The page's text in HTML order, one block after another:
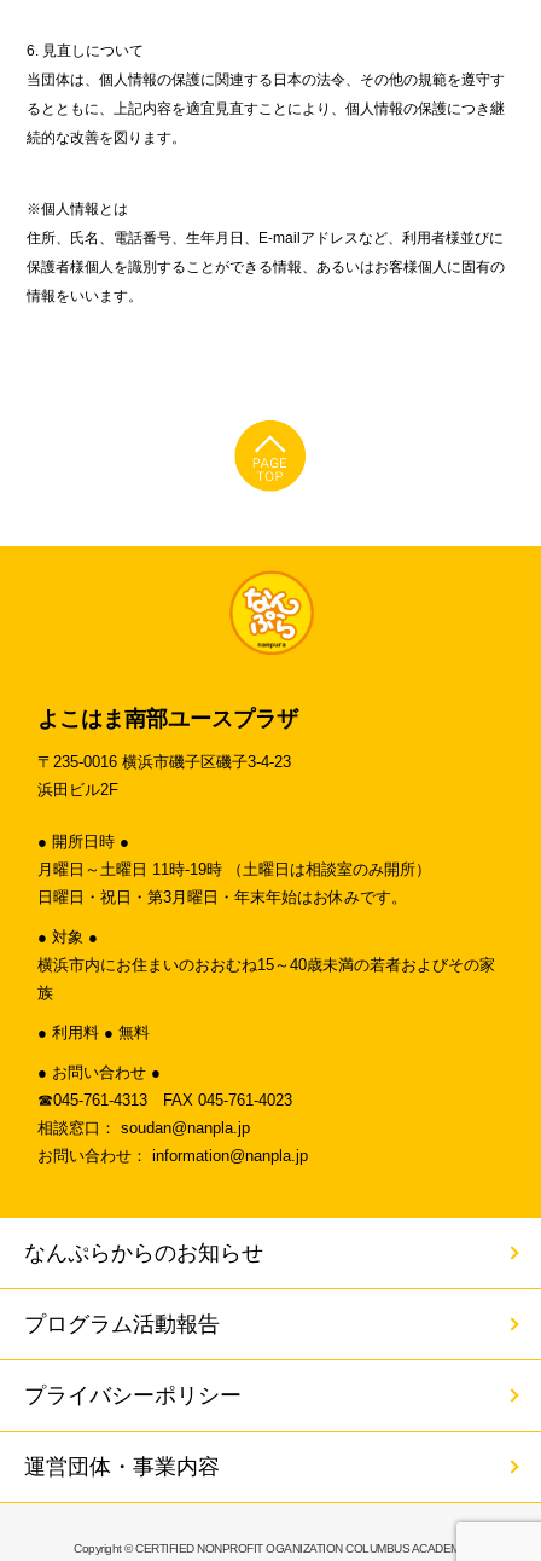
6. 見直しについて
当団体は、個人情報の保護に関連する日本の法令、その他の規範を遵守す
るとともに、上記内容を適宜見直すことにより、個人情報の保護につき継
続的な改善を図ります。
※個人情報とは
住所、氏名、電話番号、生年月日、E-mailアドレスなど、利用者様並びに
保護者様個人を識別することができる情報、あるいはお客様個人に固有の
情報をいいます。
よこはま南部ユースプラザ
〒235-0016 横浜市磯子区磯子3-4-23
浜田ビル2F
● 開所日時 ●
月曜日～土曜日 11時-19時 （土曜日は相談室のみ開所）
日曜日・祝日・第3月曜日・年末年始はお休みです。
● 対象 ●
横浜市内にお住まいのおおむね15～40歳未満の若者およびその家
族
● 利用料 ● 無料
● お問い合わせ ●
☎︎045-761-4313 FAX 045-761-4023
相談窓口： soudan@nanpla.jp
お問い合わせ： information@nanpla.jp
なんぷらからのお知らせ
プログラム活動報告
プライバシーポリシー
運営団体・事業内容
Copyright © CERTIFIED NONPROFIT OGANIZATION COLUMBUS ACADEMY